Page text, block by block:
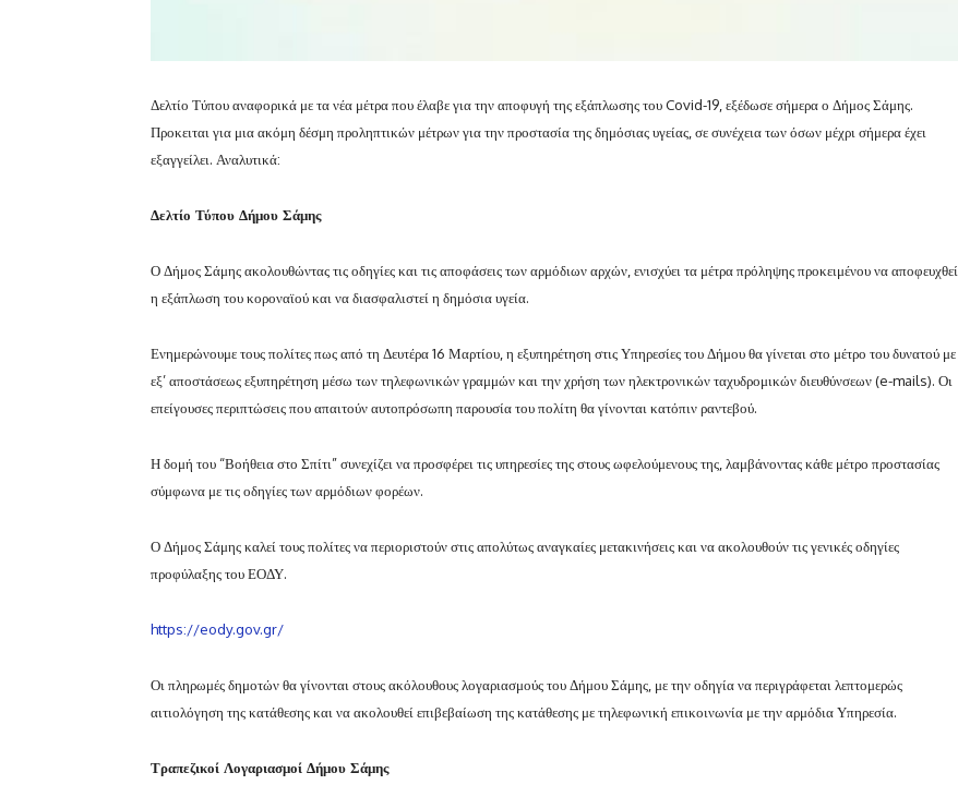
Δελτίο Τύπου αναφορικά με τα νέα μέτρα που έλαβε για την αποφυγή της εξάπλωσης του Covid-19, εξέδωσε σήμερα ο Δήμος Σάμης.
Προκειται για μια ακόμη δέσμη προληπτικών μέτρων για την προστασία της δημόσιας υγείας, σε συνέχεια των όσων μέχρι σήμερα έχει
εξαγγείλει. Αναλυτικά:
Δελτίο Τύπου Δήμου Σάμης
Ο Δήμος Σάμης ακολουθώντας τις οδηγίες και τις αποφάσεις των αρμόδιων αρχών, ενισχύει τα μέτρα πρόληψης προκειμένου να αποφευχθεί
η εξάπλωση του κοροναϊού και να διασφαλιστεί η δημόσια υγεία.
Ενημερώνουμε τους πολίτες πως από τη Δευτέρα 16 Μαρτίου, η εξυπηρέτηση στις Υπηρεσίες του Δήμου θα γίνεται στο μέτρο του δυνατού με
εξ’ αποστάσεως εξυπηρέτηση μέσω των τηλεφωνικών γραμμών και την χρήση των ηλεκτρονικών ταχυδρομικών διευθύνσεων (e-mails). Οι
επείγουσες περιπτώσεις που απαιτούν αυτοπρόσωπη παρουσία του πολίτη θα γίνονται κατόπιν ραντεβού.
Η δομή του “Βοήθεια στο Σπίτι” συνεχίζει να προσφέρει τις υπηρεσίες της στους ωφελούμενους της, λαμβάνοντας κάθε μέτρο προστασίας
σύμφωνα με τις οδηγίες των αρμόδιων φορέων.
Ο Δήμος Σάμης καλεί τους πολίτες να περιοριστούν στις απολύτως αναγκαίες μετακινήσεις και να ακολουθούν τις γενικές οδηγίες
προφύλαξης του ΕΟΔΥ.
https://eody.gov.gr/
Οι πληρωμές δημοτών θα γίνονται στους ακόλουθους λογαριασμούς του Δήμου Σάμης, με την οδηγία να περιγράφεται λεπτομερώς
αιτιολόγηση της κατάθεσης και να ακολουθεί επιβεβαίωση της κατάθεσης με τηλεφωνική επικοινωνία με την αρμόδια Υπηρεσία.
Τραπεζικοί Λογαριασμοί Δήμου Σάμης